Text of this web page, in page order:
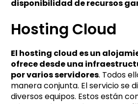
disponibilidad de recursos
Hosting Cloud
El hosting cloud es un
ofrece desde una
por varios servidores. Todos
manera conjunta. El servicio se
diversos equipos. Estos están